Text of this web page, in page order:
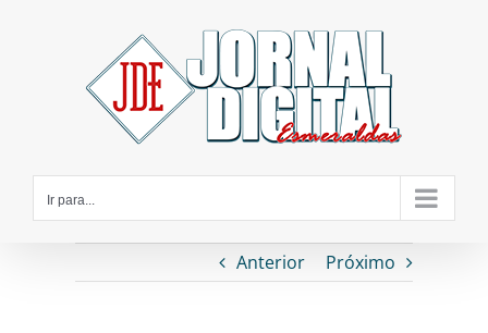
Ir para...
Anterior Próximo